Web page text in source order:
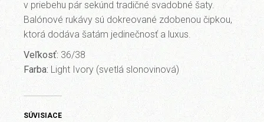
v priebehu pár sekúnd tradičné svadobné šaty.
Balónové rukávy sú dokreované zdobenou čipkou,
ktorá dodáva šatám jedinečnosť a luxus.
Veľkosť: 36/38
Farba: Light Ivory (svetlá slonovinová)
SÚVISIACE